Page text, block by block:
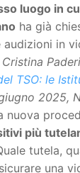
luogo in
ha già
in
TSO: le
2025,
nuova
più
tutela,
una